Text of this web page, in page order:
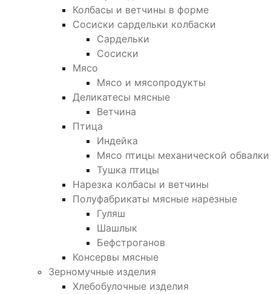
Колбасы и ветчины в форме
Сосиски сардельки колбаски
Сардельки
Сосиски
Мясо
Мясо и мясопродукты
Деликатесы мясные
Ветчина
Птица
Индейка
Мясо птицы механической обвалки
Тушка птицы
Нарезка колбасы и ветчины
Полуфабрикаты мясные нарезные
Гуляш
Шашлык
Бефстроганов
Консервы мясные
Зерномучные изделия
Хлебобулочные изделия